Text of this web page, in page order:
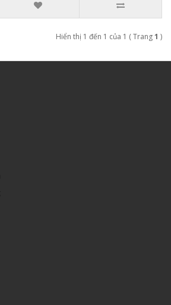
Hiển thị 1 đến 1 của 1 ( Trang1 )